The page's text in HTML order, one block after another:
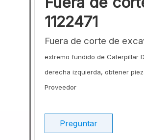
1122471
Fuera de corte de
extremo fundido de Caterpillar
derecha izquierda, obtener
Proveedor
Preguntar